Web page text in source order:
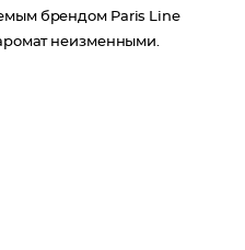
брендом Paris Line
неизменными.